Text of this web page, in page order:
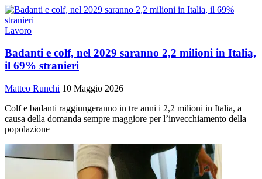
Lavoro
Badanti e colf, nel 2029 saranno 2,2 milioni in Italia,
il 69% stranieri
Matteo Runchi 10 Maggio 2026
Colf e badanti raggiungeranno in tre anni i 2,2 milioni in Italia, a
causa della domanda sempre maggiore per l’invecchiamento della
popolazione